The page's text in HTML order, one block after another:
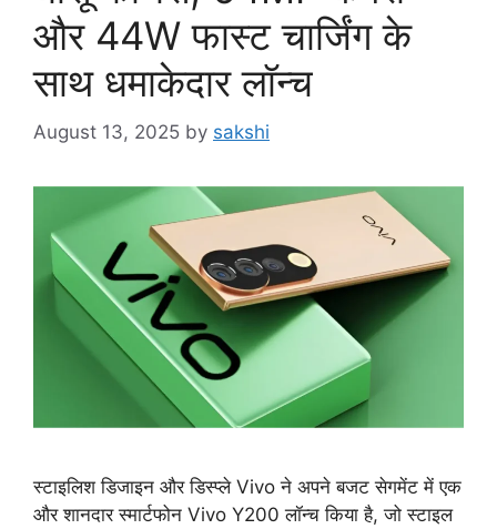
और 44W फास्ट चार्जिंग के
साथ धमाकेदार लॉन्च
August 13, 2025 by sakshi
स्टाइलिश डिजाइन और डिस्प्ले Vivo ने अपने बजट सेगमेंट में एक
और शानदार स्मार्टफोन Vivo Y200 लॉन्च किया है, जो स्टाइल